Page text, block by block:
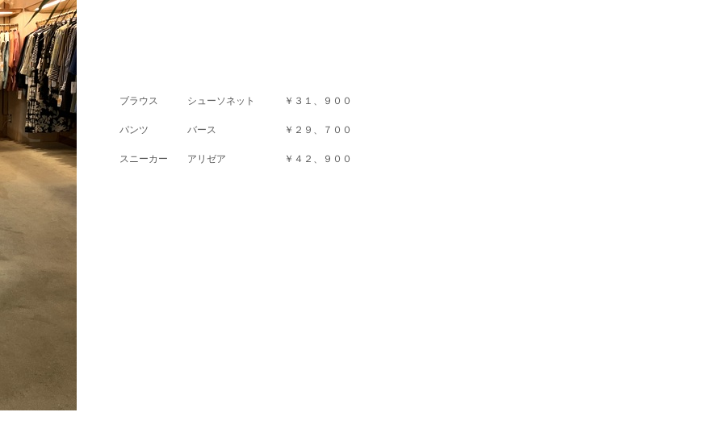
ブラウス シューソネット ￥３１、９００
パンツ バース ￥２９、７００
スニーカー アリゼア ￥４２、９００